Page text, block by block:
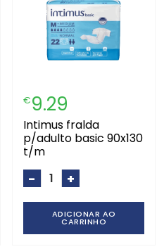
€9.29
intimus fralda
p/adulto basic 90x130
t/m
- +
ADICIONAR AO
CARRINHO